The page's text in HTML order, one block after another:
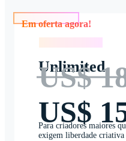
Unlimited
US$
US$
Para criadores maiores
exigem liberdade criativa